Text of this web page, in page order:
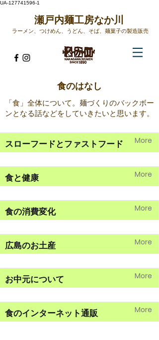
UA-127741596-1
​瀬戸内麺工房なか川
ラーメン、つけめん、うどん、そば、麺菓子の製造販売​
​食のはなし
「食」全体について。麺づくりのバックボー
ンとなる話などをしていきたいと思います。
More
スローフードとファストフード
More
食と健康
More
食の消費変化
More
広島のお土産
More
お中元について
More
食のインターネット通販